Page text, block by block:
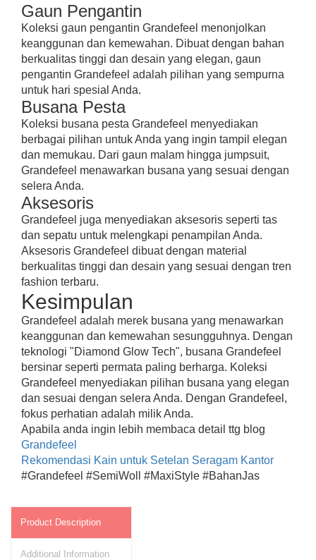
Gaun Pengantin
Koleksi gaun pengantin Grandefeel menonjolkan
keanggunan dan kemewahan. Dibuat dengan bahan
berkualitas tinggi dan desain yang elegan, gaun
pengantin Grandefeel adalah pilihan yang sempurna
untuk hari spesial Anda.
Busana Pesta
Koleksi busana pesta Grandefeel menyediakan
berbagai pilihan untuk Anda yang ingin tampil elegan
dan memukau. Dari gaun malam hingga jumpsuit,
Grandefeel menawarkan busana yang sesuai dengan
selera Anda.
Aksesoris
Grandefeel juga menyediakan aksesoris seperti tas
dan sepatu untuk melengkapi penampilan Anda.
Aksesoris Grandefeel dibuat dengan material
berkualitas tinggi dan desain yang sesuai dengan tren
fashion terbaru.
Kesimpulan
Grandefeel adalah merek busana yang menawarkan
keanggunan dan kemewahan sesungguhnya. Dengan
teknologi "Diamond Glow Tech", busana Grandefeel
bersinar seperti permata paling berharga. Koleksi
Grandefeel menyediakan pilihan busana yang elegan
dan sesuai dengan selera Anda. Dengan Grandefeel,
fokus perhatian adalah milik Anda.
Apabila anda ingin lebih membaca detail ttg blog
Grandefeel
Rekomendasi Kain untuk Setelan Seragam Kantor
#Grandefeel #SemiWoll #MaxiStyle #BahanJas
Product Description
Additional Information